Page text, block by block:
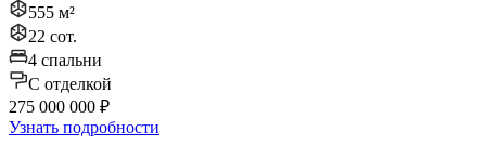
555 м²
22 сот.
4 спальни
C отделкой
275 000 000 ₽
Узнать подробности